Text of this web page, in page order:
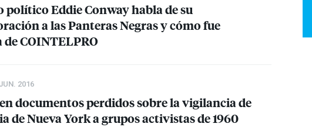
político Eddie Conway habla de su
a las Panteras Negras y cómo fue
deCOINTELPRO
2016
documentos perdidos sobre la vigilancia de
de Nueva York a grupos activistas de 1960